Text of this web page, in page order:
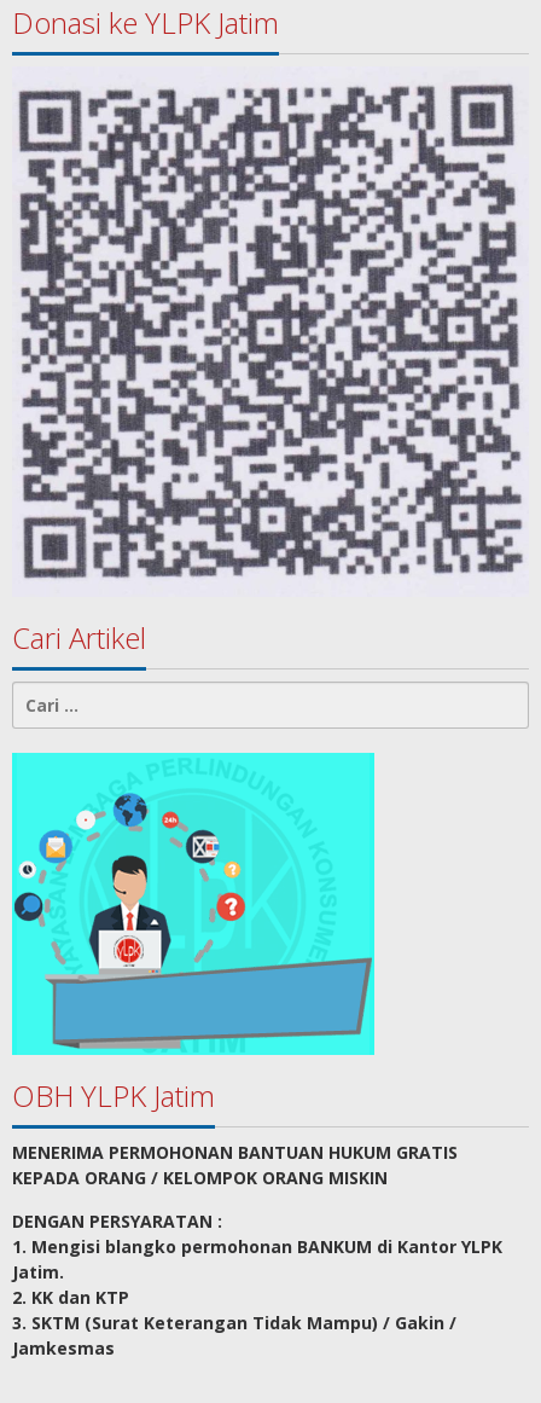
Donasi ke YLPK Jatim
Cari Artikel
untuk:
OBH YLPK Jatim
MENERIMA PERMOHONAN BANTUAN HUKUM GRATIS
KEPADA ORANG / KELOMPOK ORANG MISKIN
DENGAN PERSYARATAN :
1. Mengisi blangko permohonan BANKUM di Kantor YLPK
Jatim.
2. KK dan KTP
3. SKTM (Surat Keterangan Tidak Mampu) / Gakin /
Jamkesmas